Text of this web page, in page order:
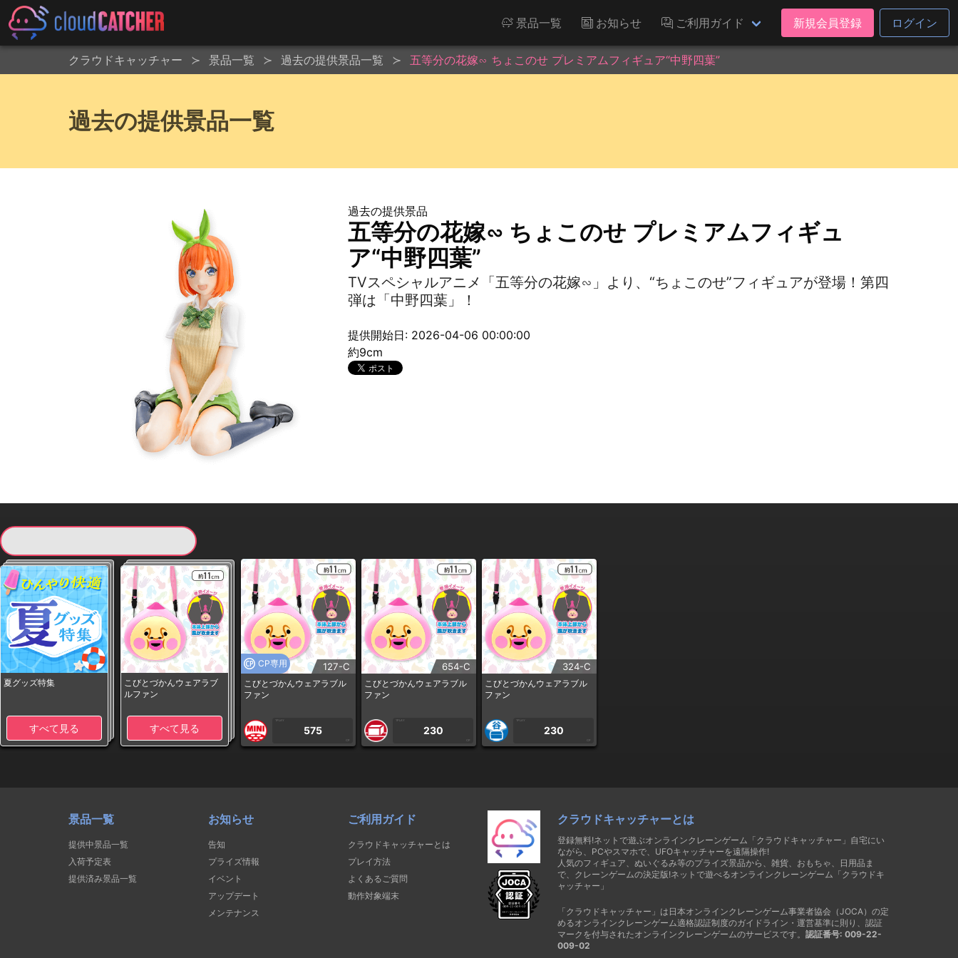
景品一覧 お知らせ ご利用ガイド 新規会員登録 ログイン
クラウドキャッチャー 景品一覧 過去の提供景品一覧 五等分の花嫁∽ ちょこのせ プレミアムフィギュア“中野四葉”
過去の提供景品一覧
過去の提供景品
五等分の花嫁∽ ちょこのせ プレミアムフィギュ
ア“中野四葉”
TVスペシャルアニメ「五等分の花嫁∽」より、“ちょこのせ”フィギュアが登場！第四
弾は「中野四葉」！
提供開始日: 2026-04-06 00:00:00
約9cm
夏グッズ特集
すべて見る
こびとづかんウェアラブ
ルファン
すべて見る
CP専用 127-C
こびとづかんウェアラブル
ファン
1PLAY
575
CP
654-C
こびとづかんウェアラブル
ファン
1PLAY
230
CP
324-C
こびとづかんウェアラブル
ファン
1PLAY
230
CP
景品一覧
提供中景品一覧
入荷予定表
提供済み景品一覧
お知らせ
告知
プライズ情報
イベント
アップデート
メンテナンス
ご利用ガイド
クラウドキャッチャーとは
プレイ方法
よくあるご質問
動作対象端末
クラウドキャッチャーとは
登録無料!ネットで遊ぶオンラインクレーンゲーム「クラウドキャッチャー」自宅にい
ながら、PCやスマホで、UFOキャッチャーを遠隔操作!
人気のフィギュア、ぬいぐるみ等のプライズ景品から、雑貨、おもちゃ、日用品ま
で、クレーンゲームの決定版!ネットで遊べるオンラインクレーンゲーム「クラウドキ
ャッチャー」
「クラウドキャッチャー」は日本オンラインクレーンゲーム事業者協会（JOCA）の定
めるオンラインクレーンゲーム適格認証制度のガイドライン・運営基準に則り、認証
マークを付与されたオンラインクレーンゲームのサービスです。 認証番号: 009-22-
009-02